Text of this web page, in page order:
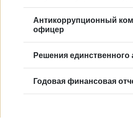
Антикоррупционный
офицер
Решения единственного
Годовая финансовая